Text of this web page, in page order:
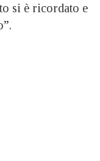
si è ricordato e